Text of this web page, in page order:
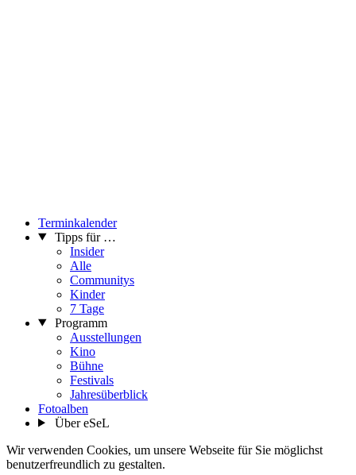
Terminkalender
Tipps für …
Insider
Alle
Communitys
Kinder
7 Tage
Programm
Ausstellungen
Kino
Bühne
Festivals
Jahresüberblick
Fotoalben
Über eSeL
Wir verwenden Cookies, um unsere Webseite für Sie möglichst
benutzerfreundlich zu gestalten.